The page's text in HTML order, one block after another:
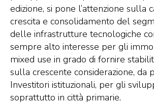
edizione, si pone l’attenzione sulla
crescita e consolidamento del
delle infrastrutture tecnologiche
sempre alto interesse per gli
mixed use in grado di fornire
sulla crescente considerazione, da
Investitori istituzionali, per gli
soprattutto in città primarie.